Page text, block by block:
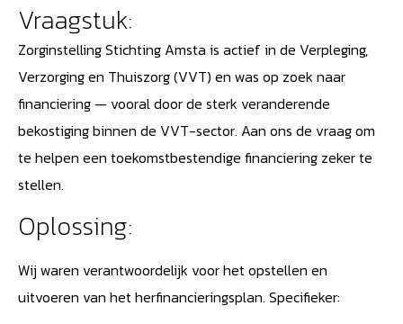
Vraagstuk:
Zorginstelling Stichting Amsta is actief in de Verpleging,
Verzorging en Thuiszorg (VVT) en was op zoek naar
financiering — vooral door de sterk veranderende
bekostiging binnen de VVT-sector. Aan ons de vraag om
te helpen een toekomstbestendige financiering zeker te
stellen.
Oplossing:
Wij waren verantwoordelijk voor het opstellen en
uitvoeren van het herfinancieringsplan. Specifieker: